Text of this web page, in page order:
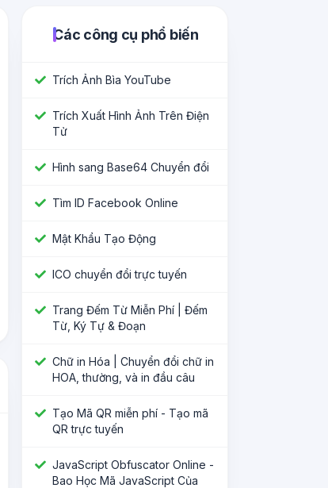
Các công cụ phổ biến
Trích Ảnh Bìa YouTube
Trích Xuất Hình Ảnh Trên Điện
Tử
Hình sang Base64 Chuyển đổi
Tìm ID Facebook Online
Mật Khẩu Tạo Động
ICO chuyển đổi trực tuyến
Trang Đếm Từ Miễn Phí | Đếm
Từ, Ký Tự & Đoạn
Chữ in Hóa | Chuyển đổi chữ in
HOA, thường, và in đầu câu
Tạo Mã QR miễn phí - Tạo mã
QR trực tuyến
JavaScript Obfuscator Online -
Bao Học Mã JavaScript Của